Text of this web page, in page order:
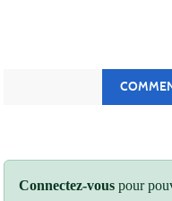
Connectez-vous pour